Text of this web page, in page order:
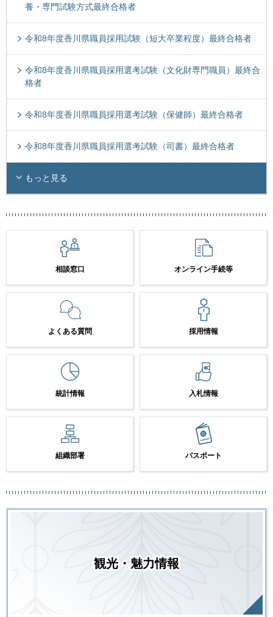
養・専門試験方式最終合格者
令和8年度香川県職員採用試験（短大卒業程度）最終合格者
令和8年度香川県職員採用選考試験（文化財専門職員）最終合
格者
令和8年度香川県職員採用選考試験（保健師）最終合格者
令和8年度香川県職員採用選考試験（司書）最終合格者
もっと見る
相談窓口 オンライン手続等
よくある質問 採用情報
統計情報 入札情報
組織部署 パスポート
観光・魅力情報